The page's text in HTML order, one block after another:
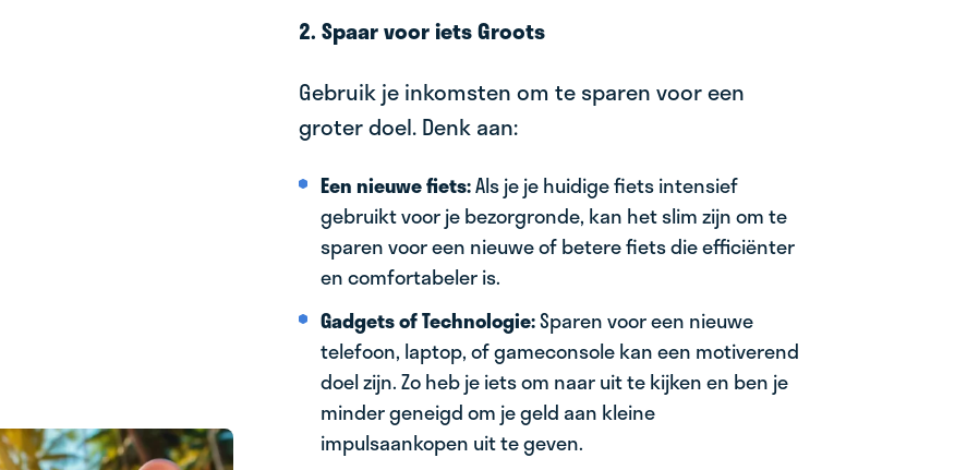
2. Spaar voor iets Groots
Gebruik je inkomsten om te sparen voor een
groter doel. Denk aan:
Een nieuwe fiets:Als je je huidige fiets intensief
gebruikt voor je bezorgronde, kan het slim zijn om te
sparen voor een nieuwe of betere fiets die efficiënter
en comfortabeler is.
Gadgets of Technologie:Sparen voor een nieuwe
telefoon, laptop, of gameconsole kan een motiverend
doel zijn. Zo heb je iets om naar uit te kijken en ben je
minder geneigd om je geld aan kleine
impulsaankopen uit te geven.